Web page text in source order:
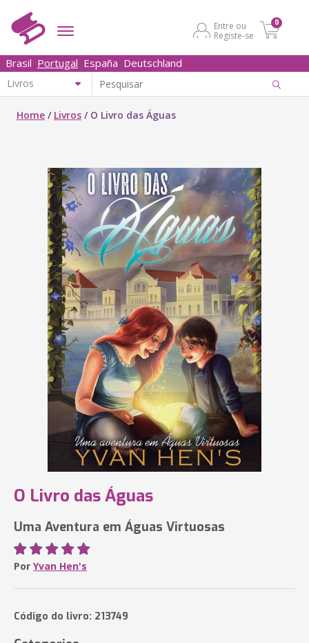
Entre ou
Registe-se
0
Brasil Portugal España Deutschland
Home / Livros / O Livro das Águas
O Livro das Águas
Uma Aventura em Águas Virtuosas
Por Yvan Hen's
Código do livro: 213749